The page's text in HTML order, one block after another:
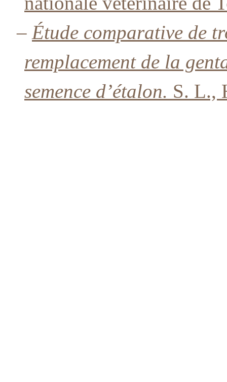
– Étude comparative de
remplacement de la
semence d’étalon. S. L.,